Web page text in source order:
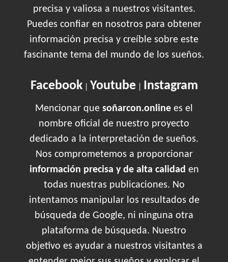
precisa y valiosa a nuestros visitantes.
Puedes confiar en nosotros para obtener
información precisa y creíble sobre este
fascinante tema del mundo de los sueños.
Facebook| Youtube| Instagram
Mencionar que soñarcon.online es el
nombre oficial de nuestro proyecto
dedicado a la interpretación de sueños.
Nos comprometemos a proporcionar
información precisa y de alta calidad en
todas nuestras publicaciones. No
intentamos manipular los resultados de
búsqueda de Google, ni ninguna otra
plataforma de búsqueda. Nuestro
objetivo es ayudar a nuestros visitantes a